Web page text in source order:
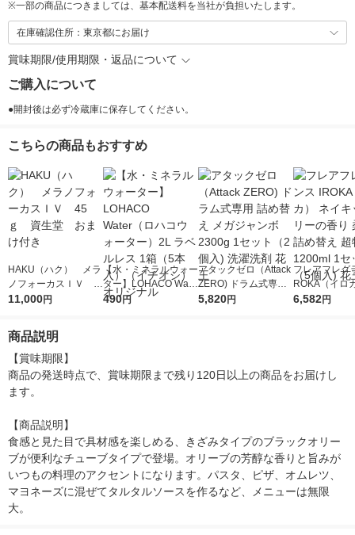
※一部の商品につきましては、基本配送料を当社が負担いたします。
在庫確認住所：東京都にお届け
賞味期限/使用期限・返品について
ご購入について
●開封後は必ず冷蔵庫に保存してください。
こちらの商品もおすすめ
HAKU（ハク） メラ
ノフォーカスＩＶ 4
5ｇ 資生堂 おまけ
11,000円
【水・ミネラルウォー
ター】LOHACO Wate
r（ロハコウォータ
490円
アタックゼロ（Attack
ZERO) ドラム式専用
詰め替え メガジャン
5,820円
フレアフレグ
ROKA（イロ
イキッドリリ
6,582円
商品説明
【賞味期限】
商品の発送時点で、賞味期限まで残り120日以上の商品をお届けし
ます。
【商品説明】
食感と見た目で具材感を楽しめる、きざみタイプのブラックオリー
ブが便利なチューブタイプで登場。オリーブの芳醇な香りと旨みが
いつもの料理のアクセントになります。パスタ、ピザ、オムレツ、
マヨネーズに混ぜてタルタルソースを作るなど、メニューは無限
大。